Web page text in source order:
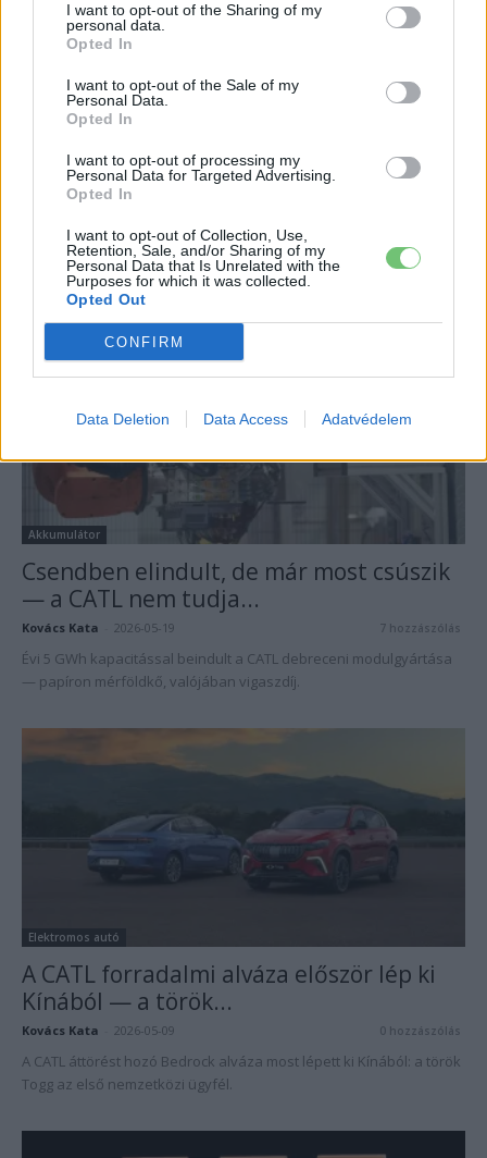
I want to opt-out of the Sharing of my
personal data.
Opted In
I want to opt-out of the Sale of my
Personal Data.
Opted In
I want to opt-out of processing my
Personal Data for Targeted Advertising.
Opted In
I want to opt-out of Collection, Use,
Retention, Sale, and/or Sharing of my
Personal Data that Is Unrelated with the
Purposes for which it was collected.
Opted Out
CONFIRM
Data Deletion Data Access Adatvédelem
Akkumulátor
Lítium nélkül, 600 kilométerrel — érkezik
Kovács Kata - 2026-06-09 2 hozzászólás
Ötven éve kutatják, mégis mindig a lítium árnyékában maradt.
Akkumulátor
Csendben elindult, de már most csúszik
— a CATL nem tudja...
Kovács Kata 2026-05-19 7 hozzászólás
Évi 5 GWh kapacitással beindult a CATL debreceni modulgyártása
— papíron mérföldkő, valójában vigaszdíj.
Elektromos autó
A CATL forradalmi alváza először lép ki
Kínából — a török...
Kovács Kata 2026-05-09 0 hozzászólás
A CATL áttörést hozó Bedrock alváza most lépett ki Kínából: a török
Togg az első nemzetközi ügyfél.